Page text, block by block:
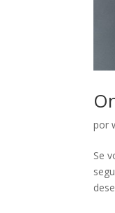
por
Se